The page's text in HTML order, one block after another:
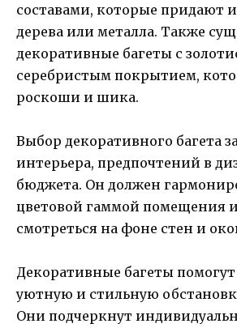
составами, которые придают
дерева или металла. Также
декоративные багеты с
серебристым покрытием,
роскоши и шика.
Выбор декоративного багета
интерьера, предпочтений в
бюджета. Он должен
цветовой гаммой помещения
смотреться на фоне стен и
Декоративные багеты помогут
уютную и стильную
Они подчеркнут